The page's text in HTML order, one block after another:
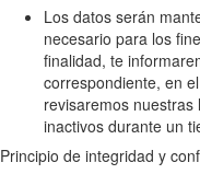
Los datos serán
necesario para los
finalidad, te
correspondiente, en
revisaremos
inactivos durante un
Principio de integridad y